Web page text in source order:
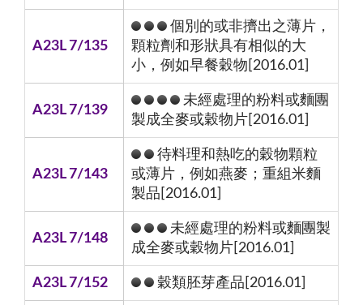
A23L 7/135
個別的或非擠出之薄片，
顆粒劑和形狀具有相似的大
小，例如早餐穀物[2016.01]
A23L 7/139
未經處理的粉料或麵團
製成全麥或穀物片[2016.01]
A23L 7/143
待料理和熱吃的穀物顆粒
或薄片，例如燕麥；重組米麵
製品[2016.01]
A23L 7/148
未經處理的粉料或麵團製
成全麥或穀物片[2016.01]
A23L 7/152 穀類胚芽產品[2016.01]